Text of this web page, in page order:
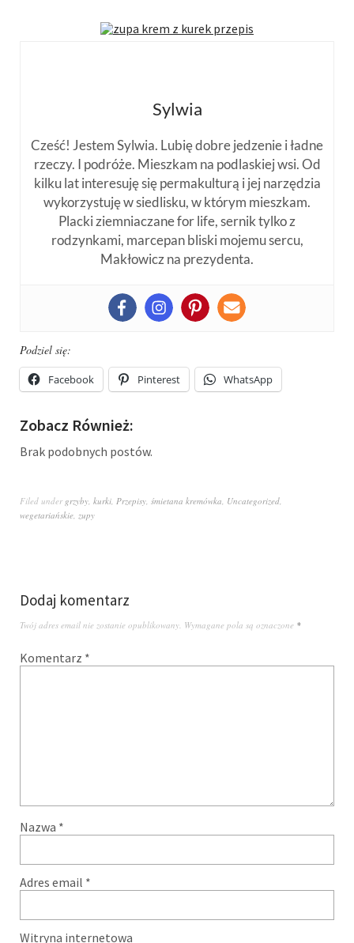
Sylwia
Cześć! Jestem Sylwia. Lubię dobre jedzenie i ładne
rzeczy. I podróże. Mieszkam na podlaskiej wsi. Od
kilku lat interesuję się permakulturą i jej narzędzia
wykorzystuję w siedlisku, w którym mieszkam.
Placki ziemniaczane for life, sernik tylko z
rodzynkami, marcepan bliski mojemu sercu,
Makłowicz na prezydenta.
Podziel się:
Facebook Pinterest WhatsApp
Zobacz Również:
Brak podobnych postów.
Filed under grzyby, kurki, Przepisy, śmietana kremówka, Uncategorized,
wegetariańskie, zupy
Dodaj komentarz
Twój adres email nie zostanie opublikowany. Wymagane pola są oznaczone *
Komentarz *
Nazwa *
Adres email *
Witryna internetowa